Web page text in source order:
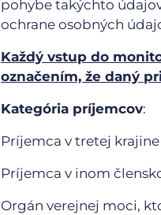
pohybe takýchto
ochrane osobných
Každý vstup do
označením, že daný
Kategória príjemcov:
Príjemca v tretej
Príjemca v inom
Orgán verejnej moci,